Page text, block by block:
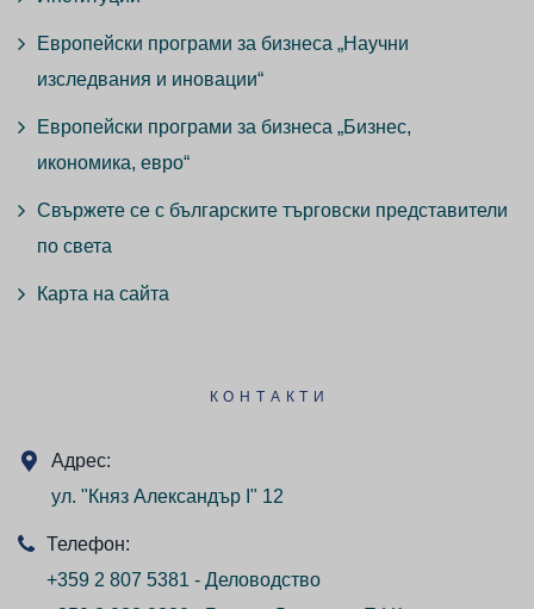
Европейски програми за бизнеса „Научни
изследвания и иновации“
Европейски програми за бизнеса „Бизнес,
икономика, евро“
Свържете се с българските търговски представители
по света
Карта на сайта
КОНТАКТИ
Адрес:
ул. "Княз Александър I" 12
Телефон:
+359 2 807 5381 - Деловодство